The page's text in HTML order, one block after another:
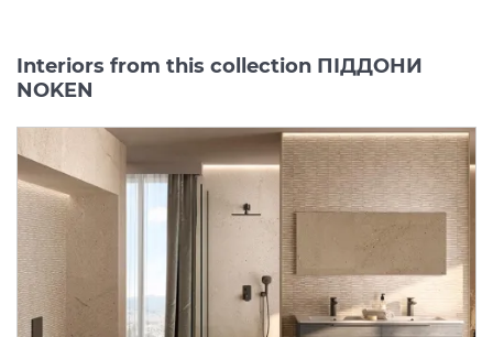
Interiors from this collection ПІДДОНИ
NOKEN